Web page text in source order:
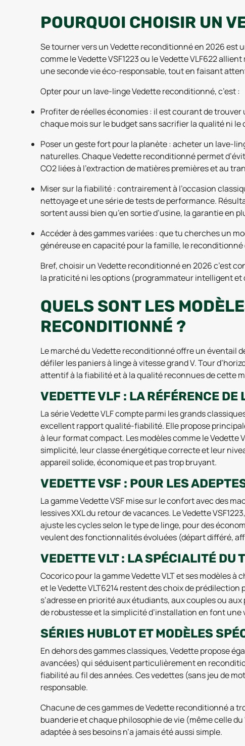
POURQUOI CHOISIR UN
Se tourner vers un Vedette reconditionné en 2026 est
comme le Vedette VSF1223 ou le Vedette VLF622
une seconde vie éco-responsable, tout en faisant
Opter pour un lave-linge Vedette reconditionné, c’est :
Profiter de réelles économies : il est courant de
chaque mois sur le budget sans sacrifier la qualité ni le
Poser un geste fort pour la planète : acheter un lave-
naturelles. Chaque Vedette reconditionné permet
CO2 liées à l’extraction de matières premières et au
Miser sur la fiabilité : contrairement à l’occasion
nettoyage et une série de tests de performance.
sortent aussi bien qu’en sortie d’usine, la garantie en
Accéder à des gammes variées : que tu cherches un
généreuse en capacité pour la famille, le
Bref, choisir un Vedette reconditionné en 2026 c’est
la praticité ni les options (programmateur intelligent
QUELS SONT LES
RECONDITIONNÉ ?
Le marché du Vedette reconditionné offre un éventail
défiler les paniers à linge à vitesse grand V. Tour
attentif à la fiabilité et à la qualité reconnues de cette
VEDETTE VLF : LA RÉFÉRENCE DE
La série Vedette VLF compte parmi les grands
excellent rapport qualité-fiabilité. Elle propose
à leur format compact. Les modèles comme le
simplicité, leur classe énergétique correcte et leur
appareil solide, économique et pas trop bruyant.
VEDETTE VSF : POUR LES
La gamme Vedette VSF mise sur le confort avec des
lessives XXL du retour de vacances. Le Vedette
ajuste les cycles selon le type de linge, pour des
veulent des fonctionnalités évoluées (départ différé,
VEDETTE VLT : LA SPÉCIALITÉ DU
Cocorico pour la gamme Vedette VLT et ses modèles
et le Vedette VLT6214 restent des choix de
s’adresse en priorité aux étudiants, aux couples ou
de robustesse et la simplicité d’installation en font
SÉRIES HUBLOT ET MODÈLES
En dehors des gammes classiques, Vedette propose
avancées) qui séduisent particulièrement en
fiabilité au fil des années. Ces vedettes (sans jeu de
responsable.
Chacune de ces gammes de Vedette reconditionné a
buanderie et chaque philosophie de vie (même celle
adaptée à ses besoins n’a jamais été aussi simple.